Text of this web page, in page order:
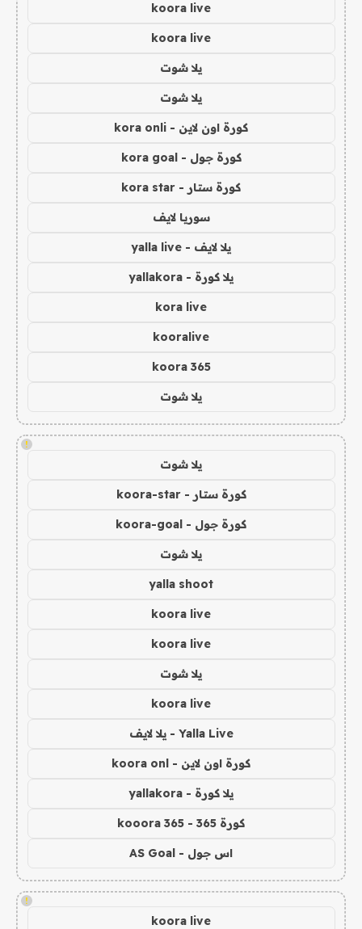
koora live
koora live
يلا شوت
يلا شوت
كورة اون لاين - kora onli
كورة جول - kora goal
كورة ستار - kora star
سوريا لايف
يلا لايف - yalla live
يلا كورة - yallakora
kora live
kooralive
koora 365
يلا شوت
!
يلا شوت
كورة ستار - koora-star
كورة جول - koora-goal
يلا شوت
yalla shoot
koora live
koora live
يلا شوت
koora live
Yalla Live - يلا لايف
كورة اون لاين - koora onl
يلا كورة - yallakora
كورة 365 - kooora 365
اس جول - AS Goal
!
koora live